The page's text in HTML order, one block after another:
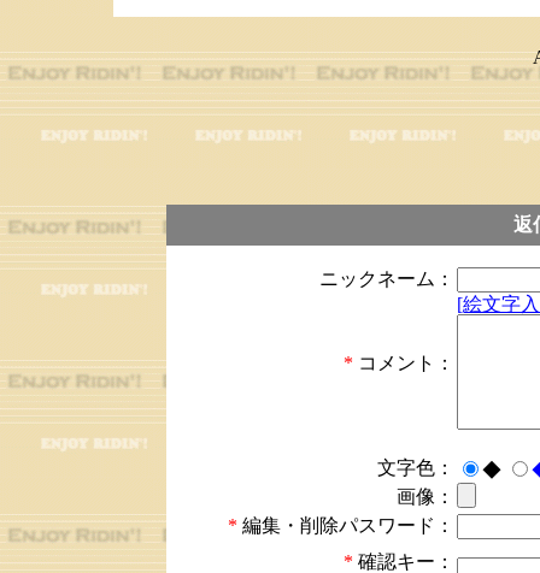
返
ニックネーム：
* コメント：
[絵文字
文字色： ◆
画像：
* 編集・削除パスワード：
* 確認キー：